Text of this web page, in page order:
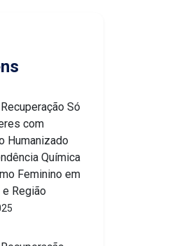
Só
com
Humanizado
Química
Feminino em
e Região